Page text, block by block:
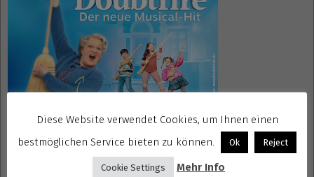
Diese Website verwendet Cookies, um Ihnen einen
bestmöglichen Service bieten zu können.
Ok Reject
Cookie Settings Mehr Info